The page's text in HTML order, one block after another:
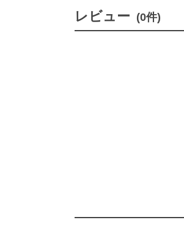
レビュー (0件)